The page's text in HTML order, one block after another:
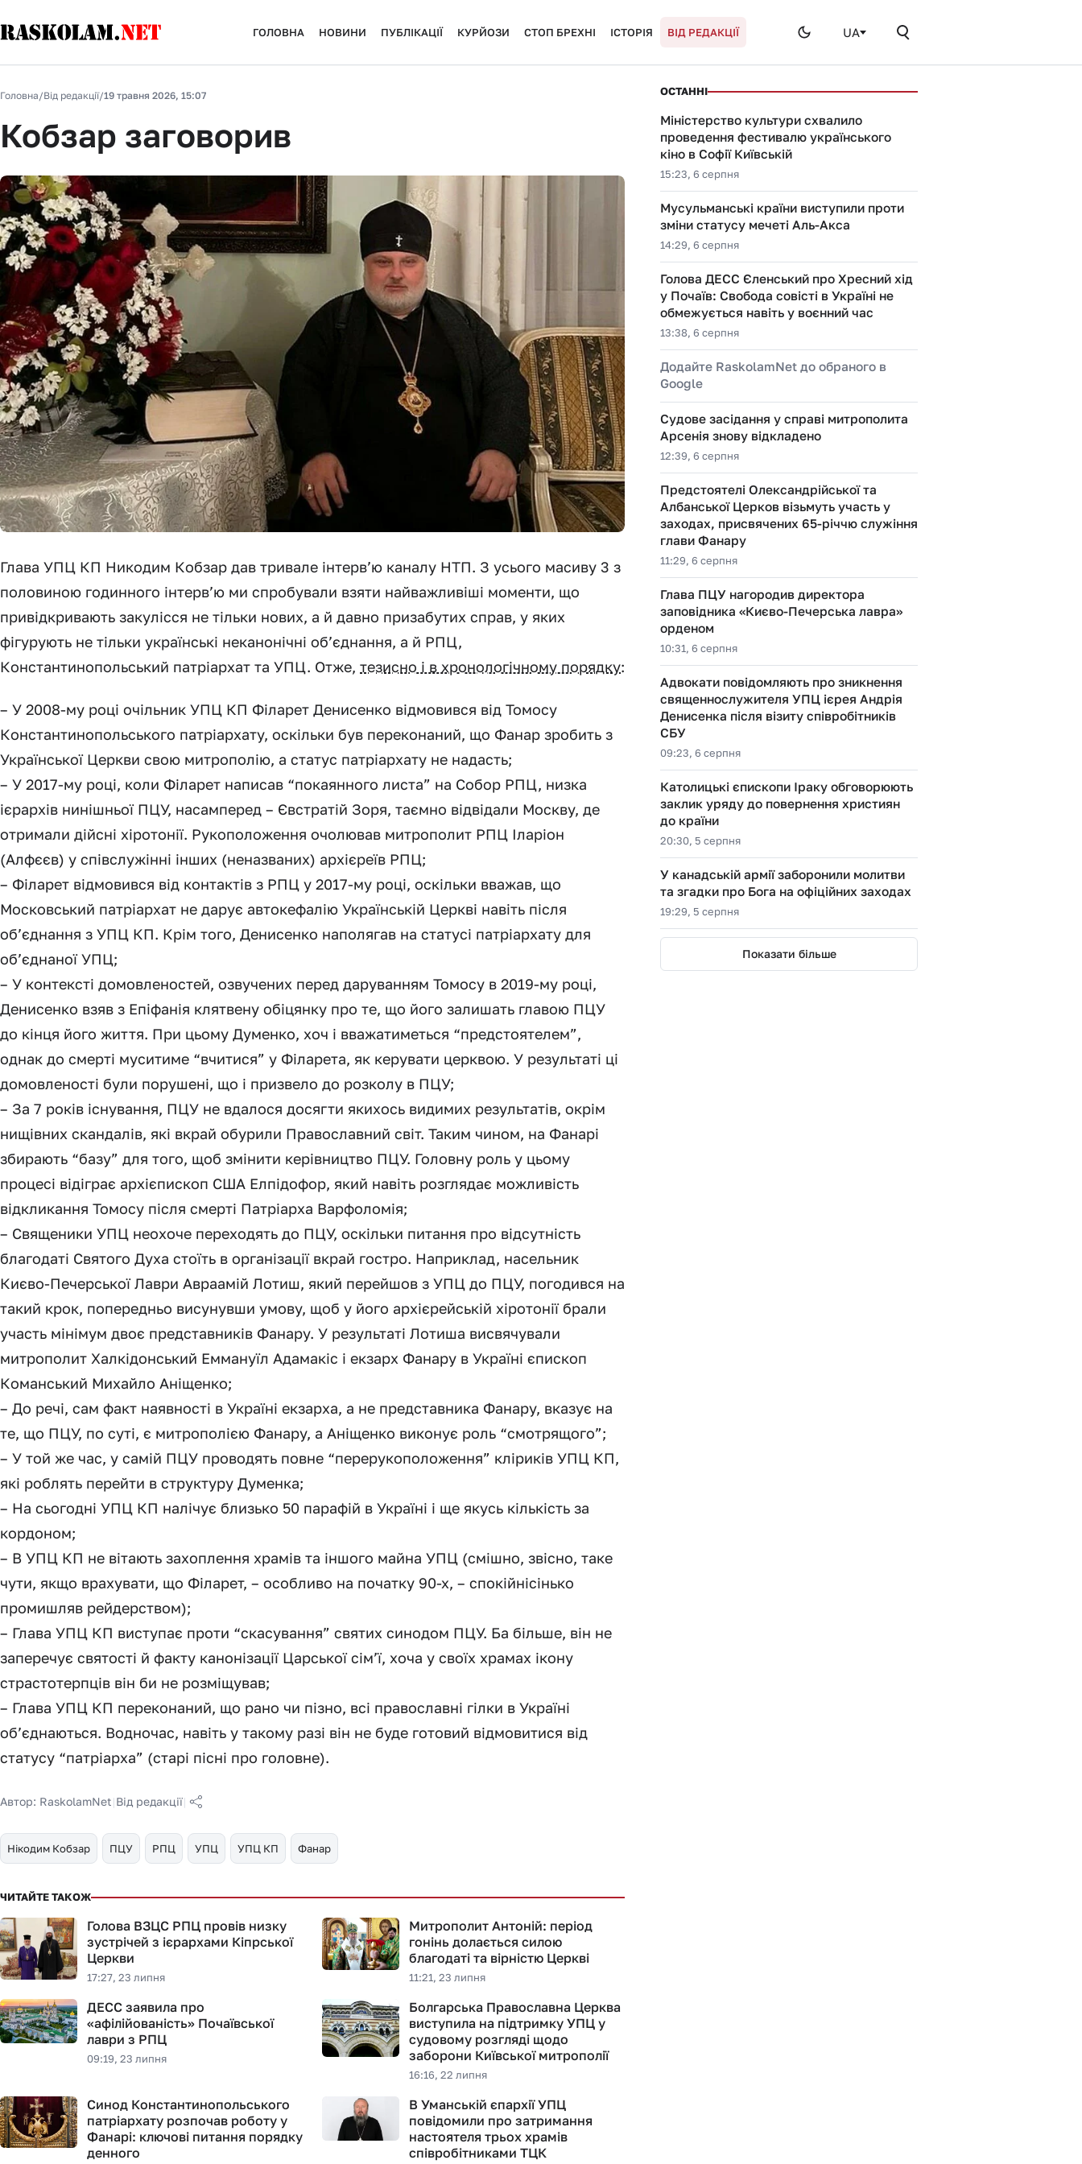
ГОЛОВНА НОВИНИ ПУБЛІКАЦІЇ КУРЙОЗИ СТОП БРЕХНІ ІСТОРІЯ ВІД РЕДАКЦІЇ UA
Головна/Від редакції/19 травня 2026, 15:07
Кобзар заговорив
Глава УПЦ КП Никодим Кобзар дав тривале інтерв’ю каналу НТП. З усього масиву 3 з
половиною годинного інтерв’ю ми спробували взяти найважливіші моменти, що
привідкривають закулісся не тільки нових, а й давно призабутих справ, у яких
фігурують не тільки українські неканонічні об’єднання, а й РПЦ,
Константинопольський патріархат та УПЦ. Отже, тезисно і в хронологічному порядку:
– У 2008-му році очільник УПЦ КП Філарет Денисенко відмовився від Томосу
Константинопольського патріархату, оскільки був переконаний, що Фанар зробить з
Української Церкви свою митрополію, а статус патріархату не надасть;
– У 2017-му році, коли Філарет написав “покаянного листа” на Собор РПЦ, низка
ієрархів нинішньої ПЦУ, насамперед – Євстратій Зоря, таємно відвідали Москву, де
отримали дійсні хіротонії. Рукоположення очолював митрополит РПЦ Іларіон
(Алфєєв) у співслужінні інших (неназваних) архієреїв РПЦ;
– Філарет відмовився від контактів з РПЦ у 2017-му році, оскільки вважав, що
Московський патріархат не дарує автокефалію Українській Церкві навіть після
об’єднання з УПЦ КП. Крім того, Денисенко наполягав на статусі патріархату для
об’єднаної УПЦ;
– У контексті домовленостей, озвучених перед даруванням Томосу в 2019-му році,
Денисенко взяв з Епіфанія клятвену обіцянку про те, що його залишать главою ПЦУ
до кінця його життя. При цьому Думенко, хоч і вважатиметься “предстоятелем”,
однак до смерті муситиме “вчитися” у Філарета, як керувати церквою. У результаті ці
домовленості були порушені, що і призвело до розколу в ПЦУ;
– За 7 років існування, ПЦУ не вдалося досягти якихось видимих результатів, окрім
нищівних скандалів, які вкрай обурили Православний світ. Таким чином, на Фанарі
збирають “базу” для того, щоб змінити керівництво ПЦУ. Головну роль у цьому
процесі відіграє архієпископ США Елпідофор, який навіть розглядає можливість
відкликання Томосу після смерті Патріарха Варфоломія;
– Священики УПЦ неохоче переходять до ПЦУ, оскільки питання про відсутність
благодаті Святого Духа стоїть в організації вкрай гостро. Наприклад, насельник
Києво-Печерської Лаври Авраамій Лотиш, який перейшов з УПЦ до ПЦУ, погодився на
такий крок, попередньо висунувши умову, щоб у його архієрейській хіротонії брали
участь мінімум двоє представників Фанару. У результаті Лотиша висвячували
митрополит Халкідонський Еммануїл Адамакіс і екзарх Фанару в Україні єпископ
Команський Михайло Аніщенко;
– До речі, сам факт наявності в Україні екзарха, а не представника Фанару, вказує на
те, що ПЦУ, по суті, є митрополією Фанару, а Аніщенко виконує роль “смотрящого”;
– У той же час, у самій ПЦУ проводять повне “перерукоположення” кліриків УПЦ КП,
які роблять перейти в структуру Думенка;
– На сьогодні УПЦ КП налічує близько 50 парафій в Україні і ще якусь кількість за
кордоном;
– В УПЦ КП не вітають захоплення храмів та іншого майна УПЦ (смішно, звісно, таке
чути, якщо врахувати, що Філарет, – особливо на початку 90-х, – спокійнісінько
промишляв рейдерством);
– Глава УПЦ КП виступає проти “скасування” святих синодом ПЦУ. Ба більше, він не
заперечує святості й факту канонізації Царської сім’ї, хоча у своїх храмах ікону
страстотерпців він би не розміщував;
– Глава УПЦ КП переконаний, що рано чи пізно, всі православні гілки в Україні
об’єднаються. Водночас, навіть у такому разі він не буде готовий відмовитися від
статусу “патріарха” (старі пісні про головне).
Автор: RaskolamNet|Від редакції|
Нікодим Кобзар ПЦУ РПЦ УПЦ УПЦ КП Фанар
ЧИТАЙТЕ ТАКОЖ
Голова ВЗЦС РПЦ провів низку
зустрічей з ієрархами Кіпрської
Церкви
17:27, 23 липня
Митрополит Антоній: період
гонінь долається силою
благодаті та вірністю Церкві
11:21, 23 липня
ДЕСС заявила про
«афілійованість» Почаївської
лаври з РПЦ
09:19, 23 липня
Болгарська Православна Церква
виступила на підтримку УПЦ у
судовому розгляді щодо
заборони Київської митрополії
16:16, 22 липня
Синод Константинопольського
патріархату розпочав роботу у
Фанарі: ключові питання порядку
денного
В Уманській єпархії УПЦ
повідомили про затримання
настоятеля трьох храмів
співробітниками ТЦК
ОСТАННІ
Міністерство культури схвалило
проведення фестивалю українського
кіно в Софії Київській
15:23, 6 серпня
Мусульманські країни виступили проти
зміни статусу мечеті Аль-Акса
14:29, 6 серпня
Голова ДЕСС Єленський про Хресний хід
у Почаїв: Свобода совісті в Україні не
обмежується навіть у воєнний час
13:38, 6 серпня
Додайте RaskolamNet до обраного в
Google
Судове засідання у справі митрополита
Арсенія знову відкладено
12:39, 6 серпня
Предстоятелі Олександрійської та
Албанської Церков візьмуть участь у
заходах, присвячених 65-річчю служіння
глави Фанару
11:29, 6 серпня
Глава ПЦУ нагородив директора
заповідника «Києво-Печерська лавра»
орденом
10:31, 6 серпня
Адвокати повідомляють про зникнення
священнослужителя УПЦ ієрея Андрія
Денисенка після візиту співробітників
СБУ
09:23, 6 серпня
Католицькі єпископи Іраку обговорюють
заклик уряду до повернення християн
до країни
20:30, 5 серпня
У канадській армії заборонили молитви
та згадки про Бога на офіційних заходах
19:29, 5 серпня
Показати більше